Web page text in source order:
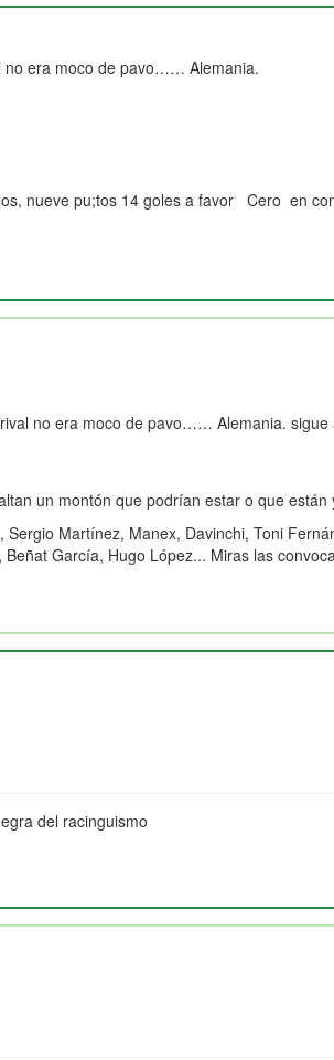
no era moco de pavo…… Alemania.
nueve pu;tos 14 goles a favor Cero en
no era moco de pavo…… Alemania.
un montón que podrían estar o que
Martínez, Manex, Davinchi, Toni
García, Hugo López... Miras las
del racinguismo